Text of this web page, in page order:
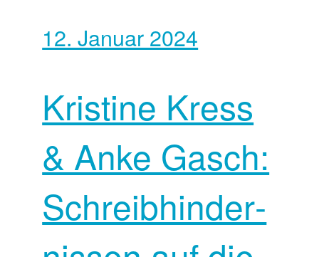
12. Januar 2024
Kristine Kress
& Anke Gasch:
Schreib­hinder­